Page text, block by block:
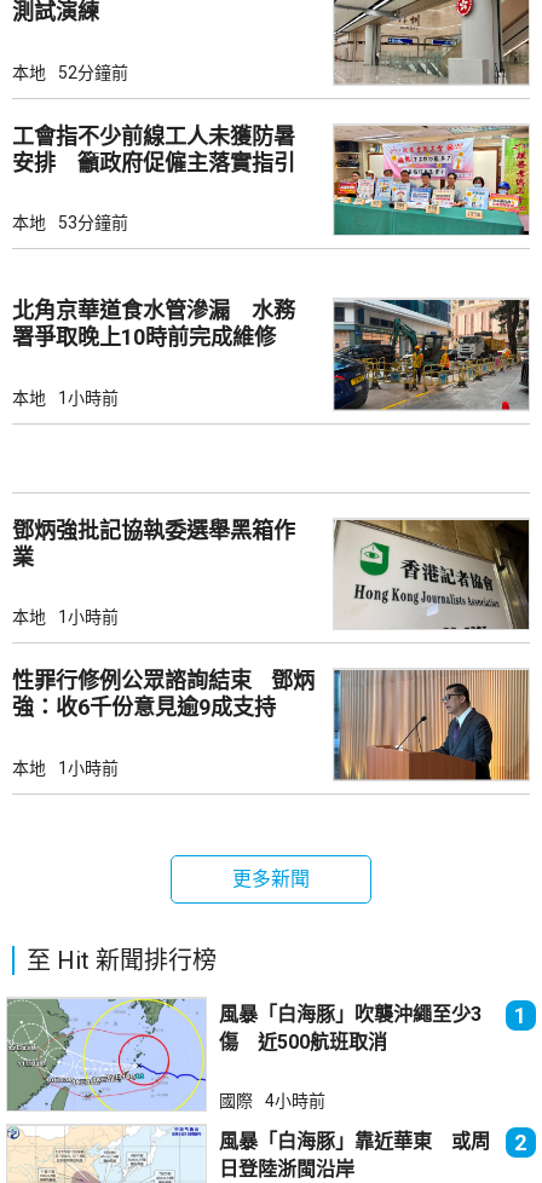
測試演練
本地 52分鐘前
工會指不少前線工人未獲防暑
安排 籲政府促僱主落實指引
本地 53分鐘前
北角京華道食水管滲漏 水務
署爭取晚上10時前完成維修
本地 1小時前
鄧炳強批記協執委選舉黑箱作
業
本地 1小時前
性罪行修例公眾諮詢結束 鄧炳
強：收6千份意見逾9成支持
本地 1小時前
更多新聞
至 Hit 新聞排行榜
風暴「白海豚」吹襲沖繩至少3
傷 近500航班取消
1
國際 4小時前
風暴「白海豚」靠近華東 或周
日登陸浙閩沿岸
2